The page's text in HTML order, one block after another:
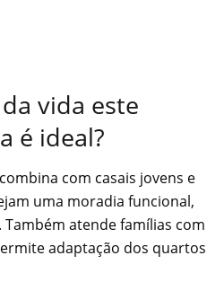
vida este
é ideal?
com casais jovens e
uma moradia funcional,
atende famílias com
adaptação dos quartos